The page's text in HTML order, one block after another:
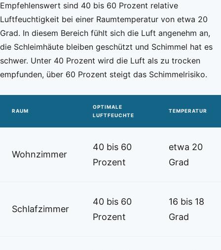
Empfehlenswert sind 40 bis 60 Prozent relative
Luftfeuchtigkeit bei einer Raumtemperatur von etwa 20
Grad. In diesem Bereich fühlt sich die Luft angenehm an,
die Schleimhäute bleiben geschützt und Schimmel hat es
schwer. Unter 40 Prozent wird die Luft als zu trocken
empfunden, über 60 Prozent steigt das Schimmelrisiko.
RAUM
OPTIMALE
LUFTFEUCHTE
TEMPERATUR
Wohnzimmer
40 bis 60
Prozent
etwa 20
Grad
Schlafzimmer
40 bis 60
Prozent
16 bis 18
Grad